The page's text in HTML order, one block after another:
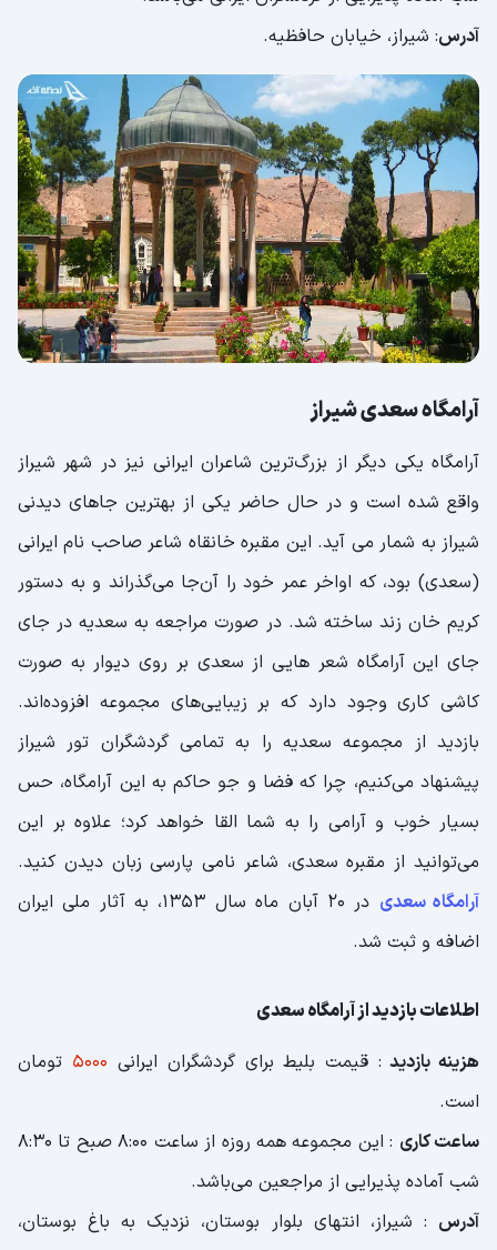
آدرس: شیراز، خیابان حافظیه.
آرامگاه سعدی شیراز
آرامگاه یکی دیگر از بزرگ‌ترین شاعران ایرانی نیز در شهر شیراز
واقع شده است و در حال حاضر یکی از بهترین جاهای دیدنی
شیراز به شمار می آید. این مقبره خانقاه شاعر صاحب نام ایرانی
(سعدی) بود، که اواخر عمر خود را آن‌جا می‌گذراند و به دستور
کریم خان زند ساخته شد. در صورت مراجعه به سعدیه در جای
جای این آرامگاه شعر هایی از سعدی بر روی دیوار به صورت
کاشی کاری وجود دارد که بر زیبایی‌های مجموعه افزوده‌اند.
بازدید از مجموعه سعدیه را به تمامی گردشگران تور شیراز
پیشنهاد می‌کنیم، چرا که فضا و جو حاکم به این آرامگاه، حس
بسیار خوب و آرامی را به شما القا خواهد کرد؛ علاوه بر این
می‌توانید از مقبره سعدی، شاعر نامی پارسی زبان دیدن کنید.
آرامگاه سعدی
در 20 آبان ماه سال 1353، به آثار ملی ایران
اضافه و ثبت شد.
اطلاعات بازدید از آرامگاه سعدی
هزینه بازدید : قیمت بلیط برای گردشگران ایرانی 5000 تومان
است.
ساعت کاری
: این مجموعه همه روزه از ساعت 8:00 صبح تا 8:30
شب آماده پذیرایی از مراجعین می‌باشد.
آدرس : شیراز، انتهای بلوار بوستان، نزدیک به باغ بوستان،